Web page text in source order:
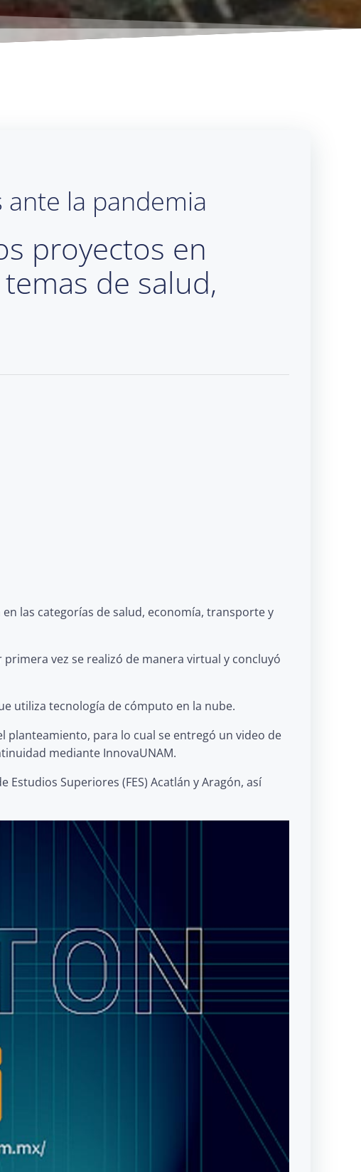
la pandemia
proyectos en
de salud,
las categorías de salud, economía, transporte y
vez se realizó de manera virtual y concluyó
utiliza tecnología de cómputo en la nube.
planteamiento, para lo cual se entregó un video de
mediante InnovaUNAM.
Superiores (FES) Acatlán y Aragón, así